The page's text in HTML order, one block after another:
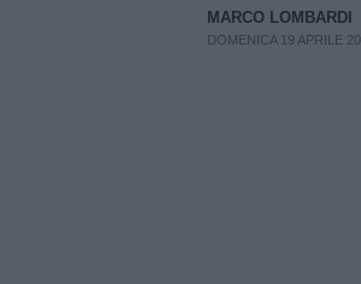
MARCO LOMBARDI
DOMENICA 19 APRILE